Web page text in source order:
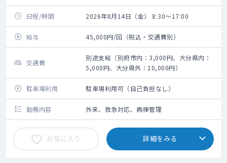
日程/時間 2026年8月14日（金） 8:30～17:00
給与 45,000円/回（税込・交通費別）
交通費
別途支給（別府市内：3,000円、大分県内：
5,000円、大分県外：10,000円）
駐車場利用 駐車場利用可（自己負担なし）
勤務内容 外来、救急対応、病棟管理
お気に入り 詳細をみる